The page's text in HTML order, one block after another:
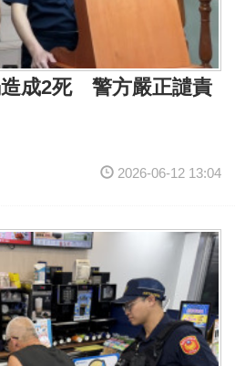
成2死 警方嚴正譴責
2026-06-12 13:04